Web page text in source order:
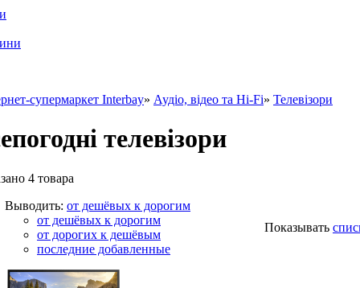
супермаркет Interbay» Аудіо, відео та Hi-Fi» Телевізори
телевізори
4 товарa
Выводить: от дешёвых к дорогим
от дешёвых к дорогим
от дорогих к дешёвым
последние добавленные
Показывать